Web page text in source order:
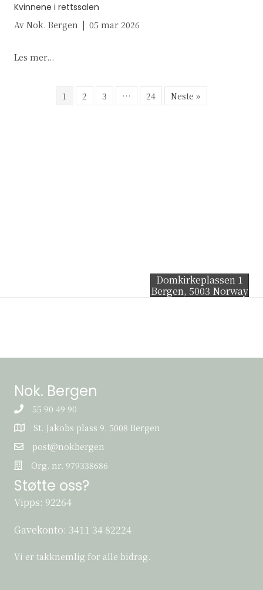
Kvinnene i rettssalen
Av Nok. Bergen | 05 mar 2026
Les mer...
1 2 3 … 24 Neste »
Domkirkeplassen 1
Bergen, 5003 Norway
Nok. Bergen
55 90 49 90
St. Jakobs plass 9, 5008 Bergen
St. Jakobs plass 9, 5008 Bergen
post@nokbergen
post@nokbergen
Org. nr. 979338686
Org. nr. 979338686
Støtte oss?
Vipps: 92264
Gavekonto: 3411 34 82224
Vi er takknemlig for alle bidrag.